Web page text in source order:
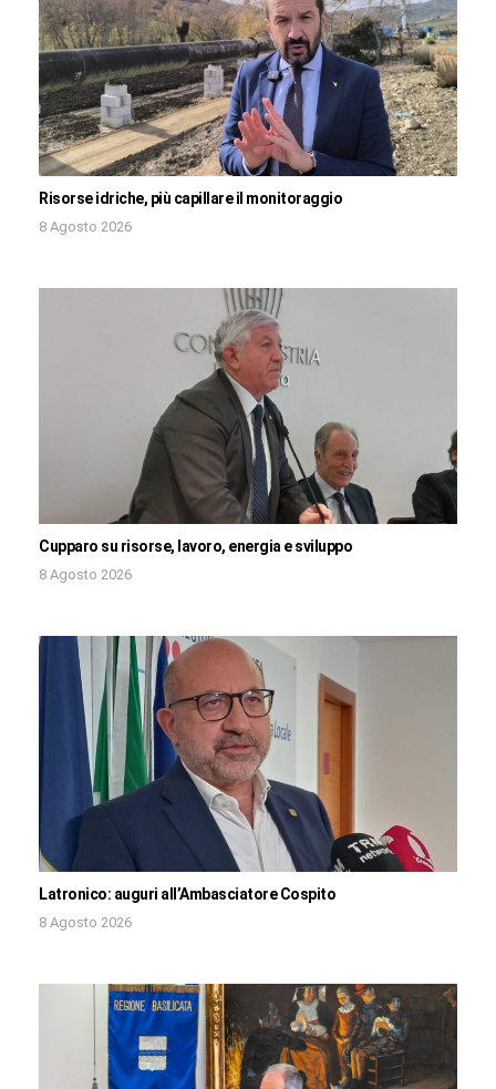
Risorse idriche, più capillare il monitoraggio
8 Agosto 2026
Cupparo su risorse, lavoro, energia e sviluppo
8 Agosto 2026
Latronico: auguri all’Ambasciatore Cospito
8 Agosto 2026